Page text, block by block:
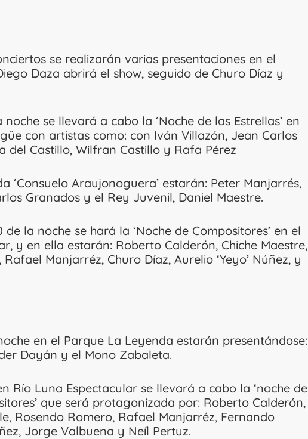
se realizarán varias presentaciones en el
Daza abrirá el show, seguido de Churo Díaz y
se llevará a cabo la ‘Noche de las Estrellas’ en
con artistas como: con Iván Villazón, Jean Carlos
del Castillo, Wilfran Castillo y Rafa Pérez
‘Consuelo Araujonoguera’ estarán: Peter Manjarrés,
Granados y el Rey Juvenil, Daniel Maestre.
la noche se hará la ‘Noche de Compositores’ en el
y en ella estarán: Roberto Calderón, Chiche Maestre,
Manjarréz, Churo Díaz, Aurelio ‘Yeyo’ Núñez, y
en el Parque La Leyenda estarán presentándose:
Dayán y el Mono Zabaleta.
Río Luna Espectacular se llevará a cabo la ‘noche de
que será protagonizada por: Roberto Calderón,
Rosendo Romero, Rafael Manjarréz, Fernando
Jorge Valbuena y Neíl Pertuz.